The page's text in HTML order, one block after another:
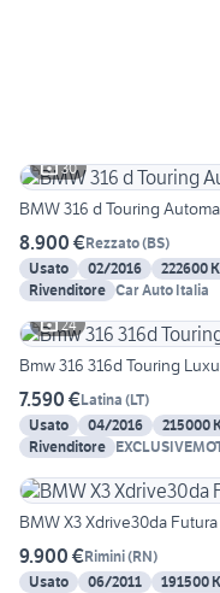
30
BMW 316 d Touring
8.900 €Rezzato(BS)
Usato
02/2016 222600
Rivenditore Car Auto Italia
24
Bmw 316 316d Touring
7.590 €Latina (LT)
Usato
04/2016 215000
Rivenditore
BMW X3 Xdrive30da Futura
9.900 €Rimini(RN)
Usato
06/2011 191500